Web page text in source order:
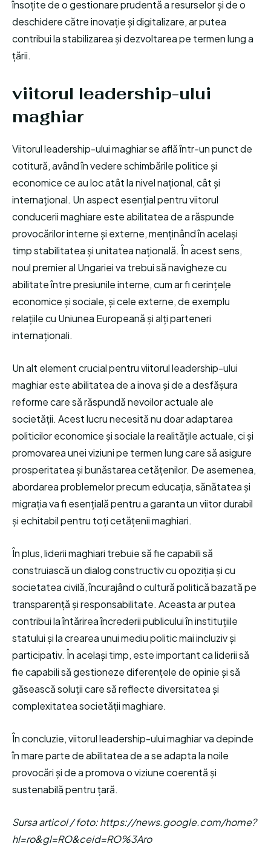
însoțite de o gestionare prudentă a resurselor și de o
deschidere către inovație și digitalizare, ar putea
contribui la stabilizarea și dezvoltarea pe termen lung a
țării.
viitorul leadership-ului
maghiar
Viitorul leadership-ului maghiar se află într-un punct de
cotitură, având în vedere schimbările politice și
economice ce au loc atât la nivel național, cât și
internațional. Un aspect esențial pentru viitorul
conducerii maghiare este abilitatea de a răspunde
provocărilor interne și externe, menținând în același
timp stabilitatea și unitatea națională. În acest sens,
noul premier al Ungariei va trebui să navigheze cu
abilitate între presiunile interne, cum ar fi cerințele
economice și sociale, și cele externe, de exemplu
relațiile cu Uniunea Europeană și alți parteneri
internaționali.
Un alt element crucial pentru viitorul leadership-ului
maghiar este abilitatea de a inova și de a desfășura
reforme care să răspundă nevoilor actuale ale
societății. Acest lucru necesită nu doar adaptarea
politicilor economice și sociale la realitățile actuale, ci și
promovarea unei viziuni pe termen lung care să asigure
prosperitatea și bunăstarea cetățenilor. De asemenea,
abordarea problemelor precum educația, sănătatea și
migrația va fi esențială pentru a garanta un viitor durabil
și echitabil pentru toți cetățenii maghiari.
În plus, liderii maghiari trebuie să fie capabili să
construiască un dialog constructiv cu opoziția și cu
societatea civilă, încurajând o cultură politică bazată pe
transparență și responsabilitate. Aceasta ar putea
contribui la întărirea încrederii publicului în instituțiile
statului și la crearea unui mediu politic mai incluziv și
participativ. În același timp, este important ca liderii să
fie capabili să gestioneze diferențele de opinie și să
găsească soluții care să reflecte diversitatea și
complexitatea societății maghiare.
În concluzie, viitorul leadership-ului maghiar va depinde
în mare parte de abilitatea de a se adapta la noile
provocări și de a promova o viziune coerentă și
sustenabilă pentru țară.
Sursa articol / foto: https://news.google.com/home?
hl=ro&gl=RO&ceid=RO%3Aro